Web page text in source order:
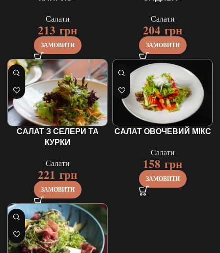
Салати
213 грн
ЗАМОВИТИ
Салати
204 грн
ЗАМОВИТИ
САЛАТ З СЕЛЕРИ ТА
КУРКИ
Салати
221 грн
ЗАМОВИТИ
САЛАТ ОВОЧЕВИЙ МІКС
Салати
158 грн
ЗАМОВИТИ